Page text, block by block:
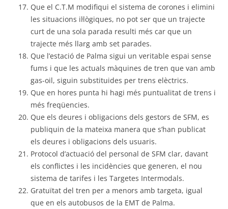
Que el C.T.M modifiqui el sistema de corones i elimini
les situacions il·lògiques, no pot ser que un trajecte
curt de una sola parada resulti més car que un
trajecte més llarg amb set parades.
Que l’estació de Palma sigui un veritable espai sense
fums i que les actuals màquines de tren que van amb
gas-oil, siguin substituides per trens elèctrics.
Que en hores punta hi hagi més puntualitat de trens i
més freqüencies.
Que els deures i obligacions dels gestors de SFM, es
publiquin de la mateixa manera que s’han publicat
els deures i obligacions dels usuaris.
Protocol d’actuació del personal de SFM clar, davant
els conflictes i les incidències que generen, el nou
sistema de tarifes i les Targetes Intermodals.
Gratuïtat del tren per a menors amb targeta, igual
que en els autobusos de la EMT de Palma.